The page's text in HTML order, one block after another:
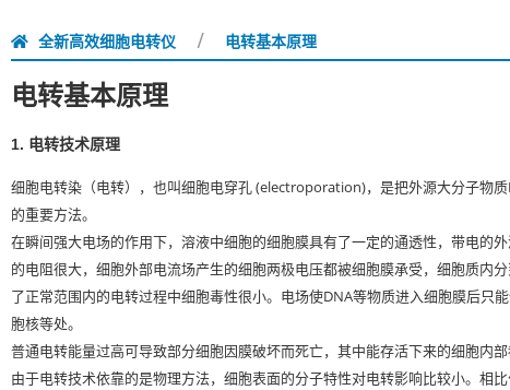
全新高效细胞电转仪 电转基本原理
电转基本原理
1. 电转技术原理
细胞电转染（电转），也叫细胞电穿孔 (electroporation)，是把外源大分子物
的重要方法。
在瞬间强大电场的作用下，溶液中细胞的细胞膜具有了一定的通透性，带电的
的电阻很大，细胞外部电流场产生的细胞两极电压都被细胞膜承受，细胞质内
了正常范围内的电转过程中细胞毒性很小。电场使DNA等物质进入细胞膜后只
胞核等处。
普通电转能量过高可导致部分细胞因膜破坏而死亡，其中能存活下来的细胞内
由于电转技术依靠的是物理方法，细胞表面的分子特性对电转影响比较小。相